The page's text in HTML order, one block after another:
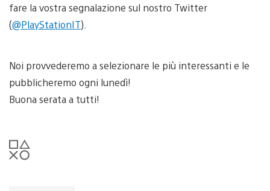
fare la vostra segnalazione sul nostro Twitter
(@PlayStationIT).
Noi provvederemo a selezionare le più interessanti e le
pubblicheremo ogni lunedì!
Buona serata a tutti!